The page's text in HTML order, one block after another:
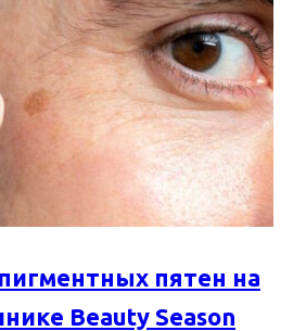
пятен на
Beauty Season